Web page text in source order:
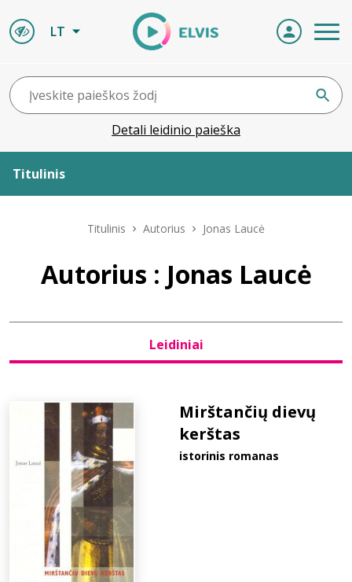
LT
Detali leidinio paieška
Titulinis
Leidiniai
Titulinis Autorius Jonas Laucė
Autorius : Jonas Laucė
Leidiniai
Mirštančių dievų
kerštas
istorinis romanas